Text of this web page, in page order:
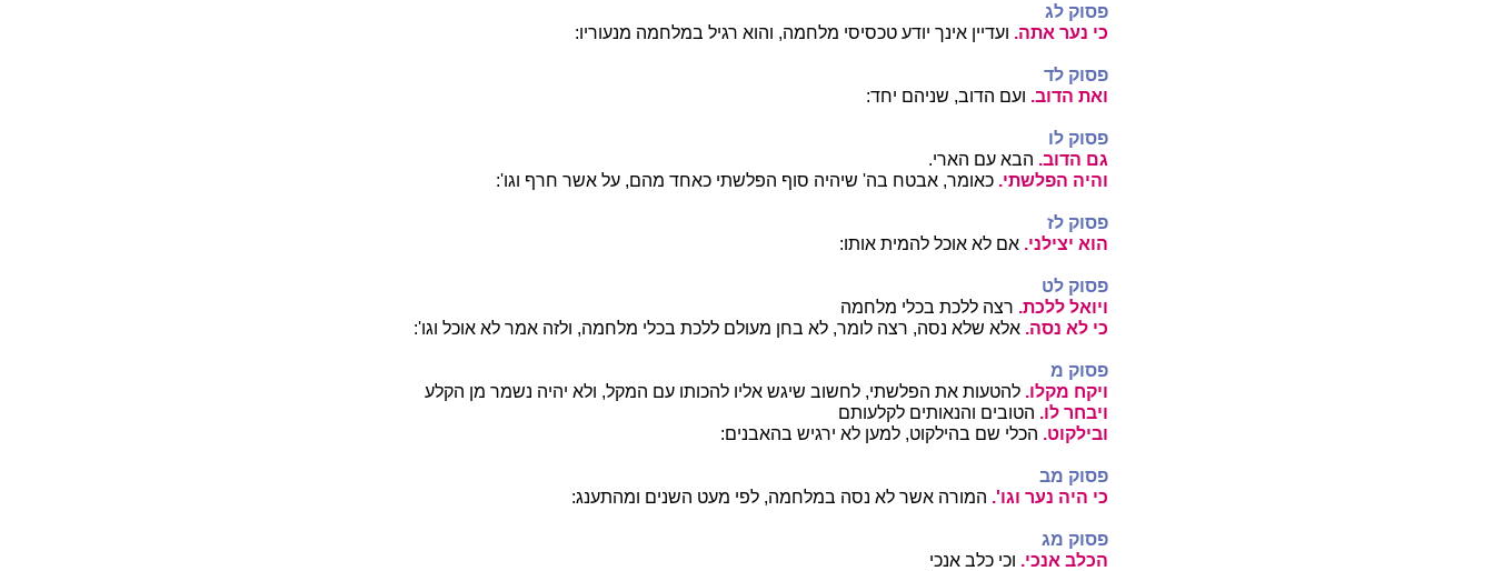
פסוק לג
כי נער אתה. ועדיין אינך יודע טכסיסי מלחמה, והוא רגיל במלחמה מנעוריו:
פסוק לד
ואת הדוב. ועם הדוב, שניהם יחד:
פסוק לו
גם הדוב. הבא עם הארי.
והיה הפלשתי. כאומר, אבטח בה' שיהיה סוף הפלשתי כאחד מהם, על אשר חרף וגו':
פסוק לז
הוא יצילני. אם לא אוכל להמית אותו:
פסוק לט
ויואל ללכת. רצה ללכת בכלי מלחמה
כי לא נסה. אלא שלא נסה, רצה לומר, לא בחן מעולם ללכת בכלי מלחמה, ולזה אמר לא אוכל וגו':
פסוק מ
ויקח מקלו. להטעות את הפלשתי, לחשוב שיגש אליו להכותו עם המקל, ולא יהיה נשמר מן הקלע
ויבחר לו. הטובים והנאותים לקלעותם
ובילקוט. הכלי שם בהילקוט, למען לא ירגיש בהאבנים:
פסוק מב
כי היה נער וגו'. המורה אשר לא נסה במלחמה, לפי מעט השנים ומהתענג:
פסוק מג
הכלב אנכי. וכי כלב אנכי